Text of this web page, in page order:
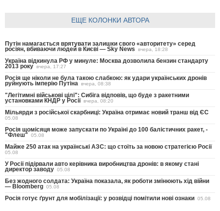
ЕЩЕ КОЛОНКИ АВТОРА
Путін намагається врятувати залишки свого «авторитету» серед
росіян, вбиваючи людей в Києві — Sky News вчера, 18:28
Україна відкинула РФ у минуле: Москва дозволила бензин стандарту
2013 року вчера, 17:27
Росія ще ніколи не була такою слабкою: як удари українських дронів
руйнують імперію Путіна вчера, 08:38
"Легітимні військові цілі": Сибіга відповів, що буде з ракетними
установками КНДР у Росії вчера, 08:20
Мільярди з російської скарбниці: Україна отримає новий транш від ЄС
05.08
Росія щомісяця може запускати по Україні до 100 балістичних ракет, -
"Флеш" 05.08
Майже 250 атак на українські АЗС: що стоїть за новою стратегією Росії
05.08
У Росії підірвали авто керівника виробництва дронів: в якому стані
директор заводу 05.08
Без жодного солдата: Україна показала, як роботи змінюють хід війни
— Bloomberg 05.08
Росія готує ґрунт для мобілізації: у розвідці помітили нові ознаки 05.08